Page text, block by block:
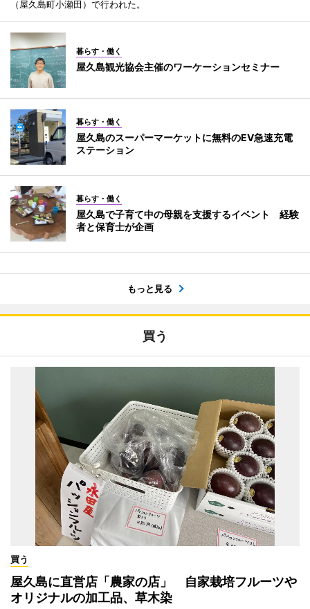
（屋久島町小瀬田）で行われた。
暮らす・働く
屋久島観光協会主催のワーケーションセミナー
暮らす・働く
屋久島のスーパーマーケットに無料のEV急速充電
ステーション
暮らす・働く
屋久島で子育て中の母親を支援するイベント 経験
者と保育士が企画
もっと見る
買う
買う
屋久島に直営店「農家の店」 自家栽培フルーツや
オリジナルの加工品、草木染